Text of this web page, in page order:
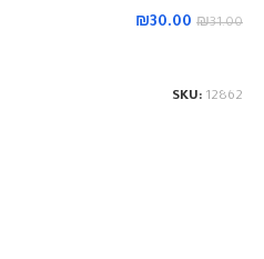
₪31.00
₪30.00
SKU: 12862